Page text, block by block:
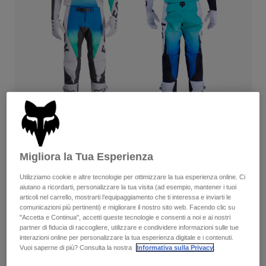
Pantaloni
Pantaloncini
Giacche
Guanti
Calze
Accessori
Pantaloni
Guanti
Giacche
Protezioni
Maschere
Calze
Borse e accessori
Parti di ricambio
T-shirt
Felpe
Giacche
Camicie
Vedi tutto
Bambini
Protezioni
Maschere
Moto
Caschi
Maglie​
Pantaloni
Stivali
Protezioni
Guanti
Maschere
Flexair Spire — Aqua
Completa il setcon la collezione lifestyle.
Disponibile in 3 colori:
Migliora la Tua Esperienza
Utilizziamo cookie e altre tecnologie per ottimizzare la tua esperienza online. Ci
aiutano a ricordarti, personalizzare la tua visita (ad esempio, mantener i tuoi
articoli nel carrello, mostrarti l’equipaggiamento che ti interessa e inviarti le
comunicazioni più pertinenti) e migliorare il nostro sito web. Facendo clic su
"Accetta e Continua", accetti queste tecnologie e consenti a noi e ai nostri
partner di fiducia di raccogliere, utilizzare e condividere informazioni sulle tue
interazioni online per personalizzare la tua esperienza digitale e i contenuti.
Vuoi saperne di più? Consulta la nostra
Informativa sulla Privacy